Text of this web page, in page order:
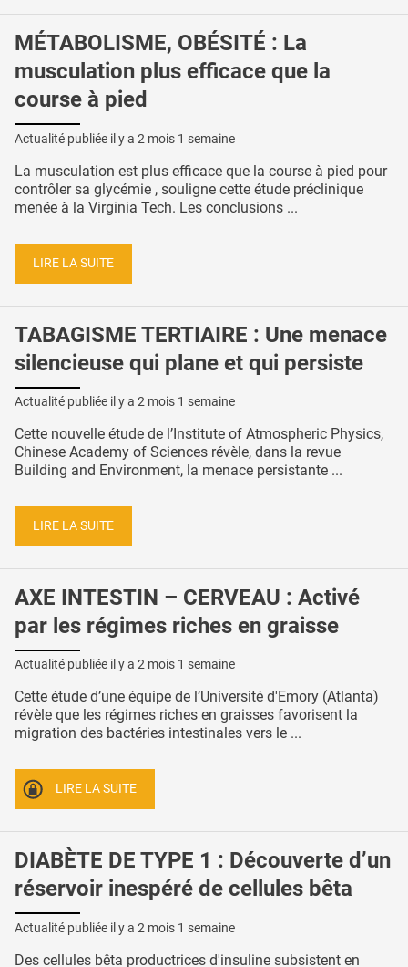
MÉTABOLISME, OBÉSITÉ : La
musculation plus efficace que la
course à pied
Actualité publiée il y a 2 mois 1 semaine
La musculation est plus efficace que la course à pied pour
contrôler sa glycémie , souligne cette étude préclinique
menée à la Virginia Tech. Les conclusions ...
LIRE LA SUITE
TABAGISME TERTIAIRE : Une menace
silencieuse qui plane et qui persiste
Actualité publiée il y a 2 mois 1 semaine
Cette nouvelle étude de l’Institute of Atmospheric Physics,
Chinese Academy of Sciences révèle, dans la revue
Building and Environment, la menace persistante ...
LIRE LA SUITE
AXE INTESTIN – CERVEAU : Activé
par les régimes riches en graisse
Actualité publiée il y a 2 mois 1 semaine
Cette étude d’une équipe de l’Université d'Emory (Atlanta)
révèle que les régimes riches en graisses favorisent la
migration des bactéries intestinales vers le ...
LIRE LA SUITE
DIABÈTE DE TYPE 1 : Découverte d’un
réservoir inespéré de cellules bêta
Actualité publiée il y a 2 mois 1 semaine
Des cellules bêta productrices d'insuline subsistent en